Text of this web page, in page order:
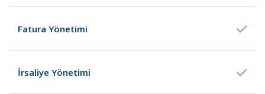
Fatura Yönetimi
İrsaliye Yönetimi